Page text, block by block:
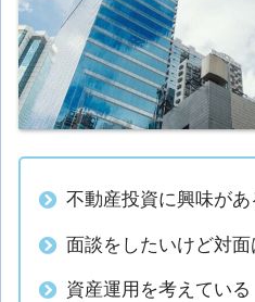
不動産投資に興味があ
面談をしたいけど対
資産運用を考えている